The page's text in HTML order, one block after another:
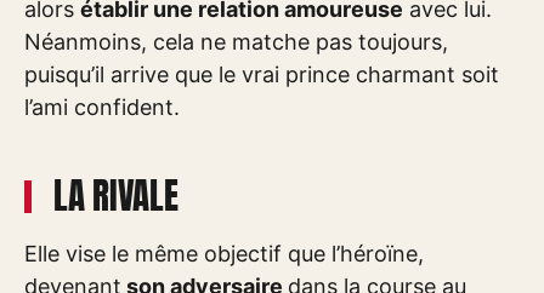
alors établir une relation amoureuse avec lui.
Néanmoins, cela ne matche pas toujours,
puisqu’il arrive que le vrai prince charmant soit
l’ami confident.
LA RIVALE
Elle vise le même objectif que l’héroïne,
devenant son adversaire dans la course au